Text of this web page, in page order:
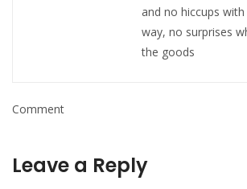
and no hiccups
way, no surprises
the goods
Comment
Leave a Reply